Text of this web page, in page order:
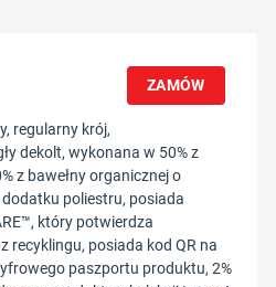
ZAMÓW
regularny krój,
dekolt, wykonana w 50% z
z bawełny organicznej o
poliestru, posiada
który potwierdza
recyklingu, posiada kod QR na
paszportu produktu, 2%